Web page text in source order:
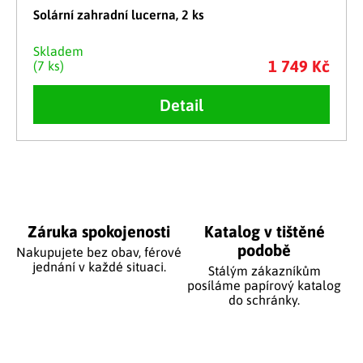
Solární zahradní lucerna, 2 ks
Skladem
(7 ks)
1 749 Kč
Detail
Záruka spokojenosti
Nakupujete bez obav, férové
jednání v každé situaci.
Katalog v tištěné
podobě
Stálým zákazníkům
posíláme papírový katalog
do schránky.